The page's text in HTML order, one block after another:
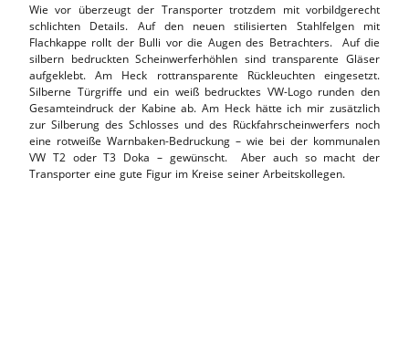
Wie vor überzeugt der Transporter trotzdem mit vorbildgerecht
schlichten Details. Auf den neuen stilisierten Stahlfelgen mit
Flachkappe rollt der Bulli vor die Augen des Betrachters. Auf die
silbern bedruckten Scheinwerferhöhlen sind transparente Gläser
aufgeklebt. Am Heck rottransparente Rückleuchten eingesetzt.
Silberne Türgriffe und ein weiß bedrucktes VW-Logo runden den
Gesamteindruck der Kabine ab. Am Heck hätte ich mir zusätzlich
zur Silberung des Schlosses und des Rückfahrscheinwerfers noch
eine rotweiße Warnbaken-Bedruckung – wie bei der kommunalen
VW T2 oder T3 Doka – gewünscht. Aber auch so macht der
Transporter eine gute Figur im Kreise seiner Arbeitskollegen.